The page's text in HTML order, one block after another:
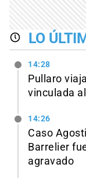
LO
14:28
Pullaro
vinculada
14:26
Caso
Barrelier
agravado